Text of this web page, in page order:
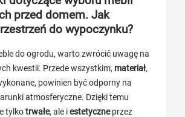
przed domem. Jak
do wypoczynku?
do ogrodu, warto zwrócić uwagę na
kwestii. Przede wszystkim, materiał,
powinien być odporny na
atmosferyczne. Dzięki temu
tylkotrwałe, ale iestetyczneprzez